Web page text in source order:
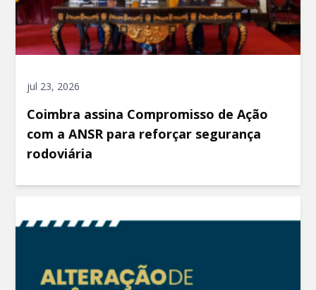
jul 23, 2026
Coimbra assina Compromisso de Ação
com a ANSR para reforçar segurança
rodoviária